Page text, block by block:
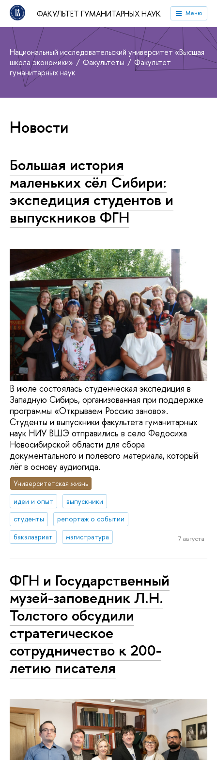
ФАКУЛЬТЕТ ГУМАНИТАРНЫХ НАУК Меню
Национальный исследовательский университет «Высшая
школа экономики»
Факультеты
Факультет
гуманитарных наук
Новости
Большая история
маленьких сёл Сибири:
экспедиция студентов и
выпускников ФГН
В июле состоялась студенческая экспедиция в
Западную Сибирь, организованная при поддержке
программы «Открываем Россию заново».
Студенты и выпускники факультета гуманитарных
наук НИУ ВШЭ отправились в село Федосиха
Новосибирской области для сбора
документального и полевого материала, который
лёг в основу аудиогида.
Университетская жизнь
идеи и опыт
выпускники
студенты
репортаж о событии
бакалавриат
магистратура 7 августа
ФГН и Государственный
музей-заповедник Л.Н.
Толстого обсудили
стратегическое
сотрудничество к 200-
летию писателя